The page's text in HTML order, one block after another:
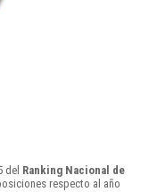
del Ranking Nacional de
respecto al año